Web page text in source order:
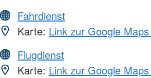
Fahrdienst
Karte: Link zur Google
Flugdienst
Karte: Link zur Google